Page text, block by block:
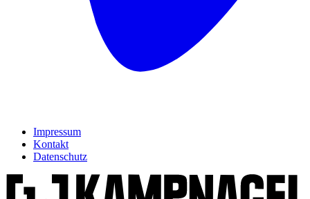
Impressum
Kontakt
Datenschutz